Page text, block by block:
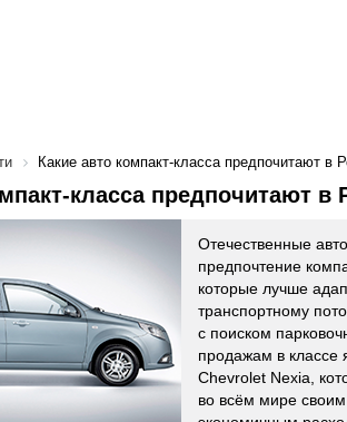
Какие авто компакт-класса предпочитают в
класса предпочитают в
Отечественные
предпочтение
которые лучше
транспортному
с поиском
продажам в классе
Chevrolet Nexia,
во всём мире